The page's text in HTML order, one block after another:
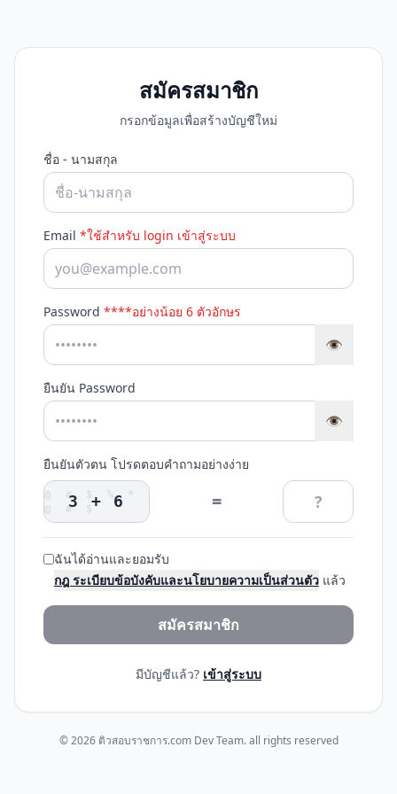
สมัครสมาชิก
กรอกข้อมูลเพื่อสร้างบัญชีใหม่
ชื่อ - นามสกุล
Email *ใช้สำหรับ login เข้าสู่ระบบ
Password ****อย่างน้อย 6 ตัวอักษร
👁️
ยืนยัน Password
👁️
ยืนยันตัวตน โปรดตอบคำถามอย่างง่าย
@ # $ % *
@ # $
3 + 6 =
ฉันได้อ่านและยอมรับ
กฎ ระเบียบข้อบังคับและนโยบายความเป็นส่วนตัวแล้ว
สมัครสมาชิก
มีบัญชีแล้ว? เข้าสู่ระบบ
© 2026 ติวสอบราชการ.com Dev Team. all rights reserved